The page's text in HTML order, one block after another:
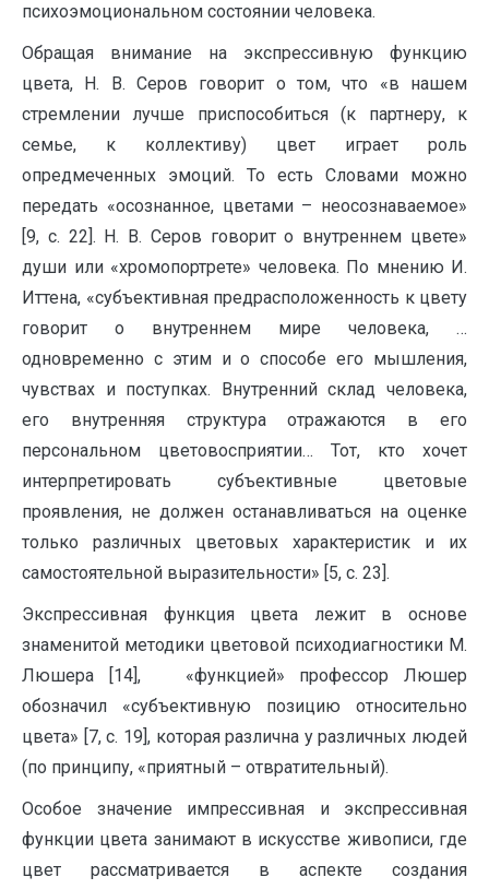
психоэмоциональном состоянии человека.
Обращая внимание на экспрессивную функцию
цвета, Н. В. Серов говорит о том, что «в нашем
стремлении лучше приспособиться (к партнеру, к
семье, к коллективу) цвет играет роль
опредмеченных эмоций. То есть Словами можно
передать «осознанное, цветами – неосознаваемое»
[9, c. 22]. Н. В. Серов говорит о внутреннем цвете»
души или «хромопортрете» человека. По мнению И.
Иттена, «субъективная предрасположенность к цвету
говорит о внутреннем мире человека, …
одновременно с этим и о способе его мышления,
чувствах и поступках. Внутренний склад человека,
его внутренняя структура отражаются в его
персональном цветовосприятии… Тот, кто хочет
интерпретировать субъективные цветовые
проявления, не должен останавливаться на оценке
только различных цветовых характеристик и их
самостоятельной выразительности» [5, с. 23].
Экспрессивная функция цвета лежит в основе
знаменитой методики цветовой психодиагностики М.
Люшера [14], «функцией» профессор Люшер
обозначил «субъективную позицию относительно
цвета» [7, c. 19], которая различна у различных людей
(по принципу, «приятный – отвратительный).
Особое значение импрессивная и экспрессивная
функции цвета занимают в искусстве живописи, где
цвет рассматривается в аспекте создания